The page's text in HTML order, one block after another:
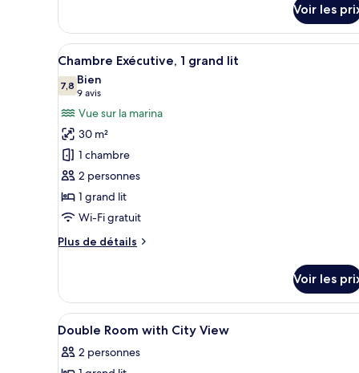
grand
lit
le
type
de
chambre
Chambre
Exécutive,
grand
lit
Voir les
Afficher
toutes
les
photos
pour
ce
type
de
chambre :
Chambre
Exécutive,
lit
Une chambre d’hôtel avec
5
Chambre Exécutive, 1 grand lit
7,87,8 sur 10
Bien
9 avis
(9 avis)
Vue sur la marina
30 m²
1 chambre
2 personnes
1 grand lit
Wi-Fi gratuit
Plus de détails
Plus
le
type
de
Chambre
Voir les
Afficher
toutes
les
Une chambre d’hôtel
3
Double Room with City View
2 personnes